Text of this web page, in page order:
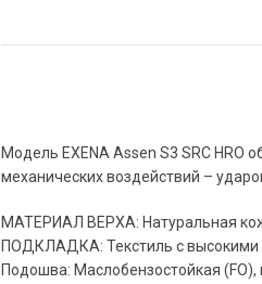
Модель EXENA Assen S3 SRC HRO
механических воздействий –
МАТЕРИАЛ ВЕРХА: Натуральная
ПОДКЛАДКА: Текстиль с высокими
Подошва: Маслобензостойкая